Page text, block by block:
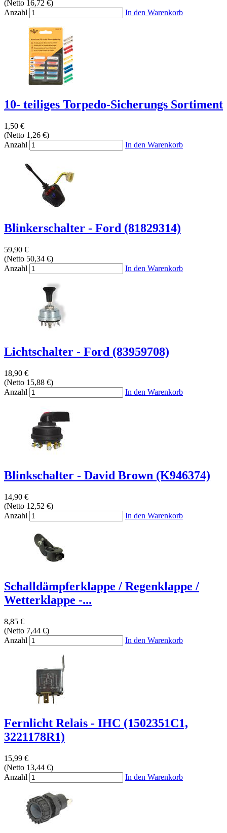
(Netto 16,72 €)
Anzahl
In den Warenkorb
10- teiliges Torpedo-Sicherungs Sortiment
1,50 €
(Netto 1,26 €)
Anzahl
In den Warenkorb
Blinkerschalter - Ford (81829314)
59,90 €
(Netto 50,34 €)
Anzahl
In den Warenkorb
Lichtschalter - Ford (83959708)
18,90 €
(Netto 15,88 €)
Anzahl
In den Warenkorb
Blinkschalter - David Brown (K946374)
14,90 €
(Netto 12,52 €)
Anzahl
In den Warenkorb
Schalldämpferklappe / Regenklappe /
Wetterklappe -...
8,85 €
(Netto 7,44 €)
Anzahl
In den Warenkorb
Fernlicht Relais - IHC (1502351C1,
3221178R1)
15,99 €
(Netto 13,44 €)
Anzahl
In den Warenkorb